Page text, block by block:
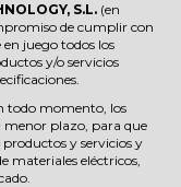
S.L. (en
de cumplir con
juego todos los
y/o servicios
todo momento, los
menor plazo, para que
productos y servicios y
materiales eléctricos,